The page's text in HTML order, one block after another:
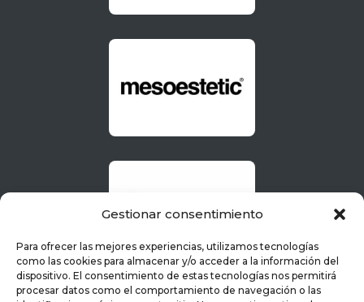
Gestionar consentimiento
Para ofrecer las mejores experiencias, utilizamos tecnologías
como las cookies para almacenar y/o acceder a la información del
dispositivo. El consentimiento de estas tecnologías nos permitirá
procesar datos como el comportamiento de navegación o las